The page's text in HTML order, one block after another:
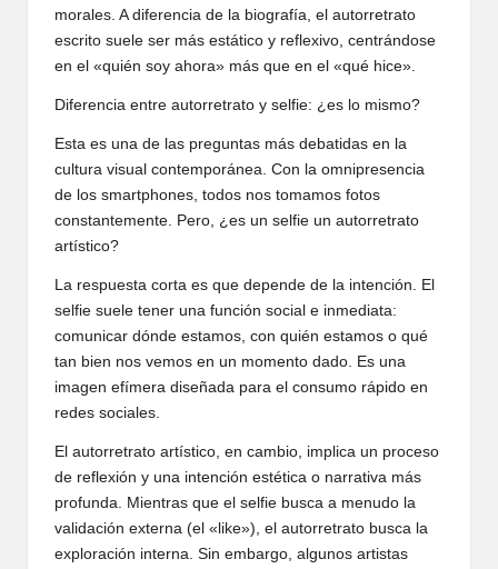
morales. A diferencia de la biografía, el autorretrato
escrito suele ser más estático y reflexivo, centrándose
en el «quién soy ahora» más que en el «qué hice».
Diferencia entre autorretrato y selfie: ¿es lo mismo?
Esta es una de las preguntas más debatidas en la
cultura visual contemporánea. Con la omnipresencia
de los smartphones, todos nos tomamos fotos
constantemente. Pero, ¿es un selfie un autorretrato
artístico?
La respuesta corta es que depende de la intención. El
selfie suele tener una función social e inmediata:
comunicar dónde estamos, con quién estamos o qué
tan bien nos vemos en un momento dado. Es una
imagen efímera diseñada para el consumo rápido en
redes sociales.
El autorretrato artístico, en cambio, implica un proceso
de reflexión y una intención estética o narrativa más
profunda. Mientras que el selfie busca a menudo la
validación externa (el «like»), el autorretrato busca la
exploración interna. Sin embargo, algunos artistas